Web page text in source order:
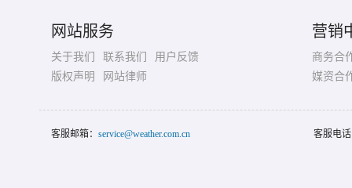
网站服务
关于我们 联系我们
用户反馈
版权声明
网站律师
营销
商务合
媒资合
客服邮箱： service@weather.com.cn 客服电